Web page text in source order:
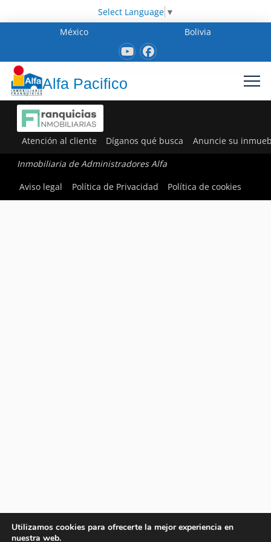
Select Language ▼
México
Bolivia
Alfa Pacifico
Atención al cliente Díganos qué busca Anuncie su
Inmobiliaria de Administradores Alfa
Aviso legal
Política de Privacidad Política de cookies
Utilizamos cookies para ofrecerte la mejor experiencia en
nuestra web.